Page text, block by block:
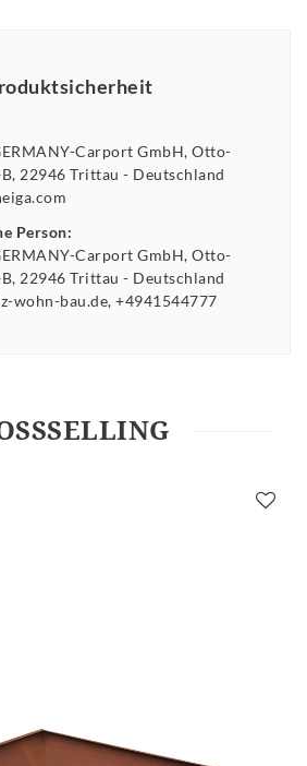
Carport GmbH Otto-
22946 Trittau
Deutschland
Person:
Carport GmbH Otto-
22946 Trittau
Deutschland
wohn-bau.de +4941544777